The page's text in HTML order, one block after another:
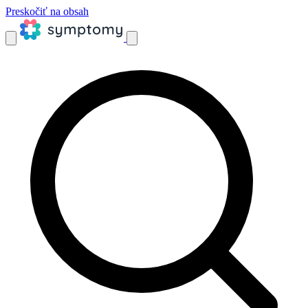
Preskočiť na obsah